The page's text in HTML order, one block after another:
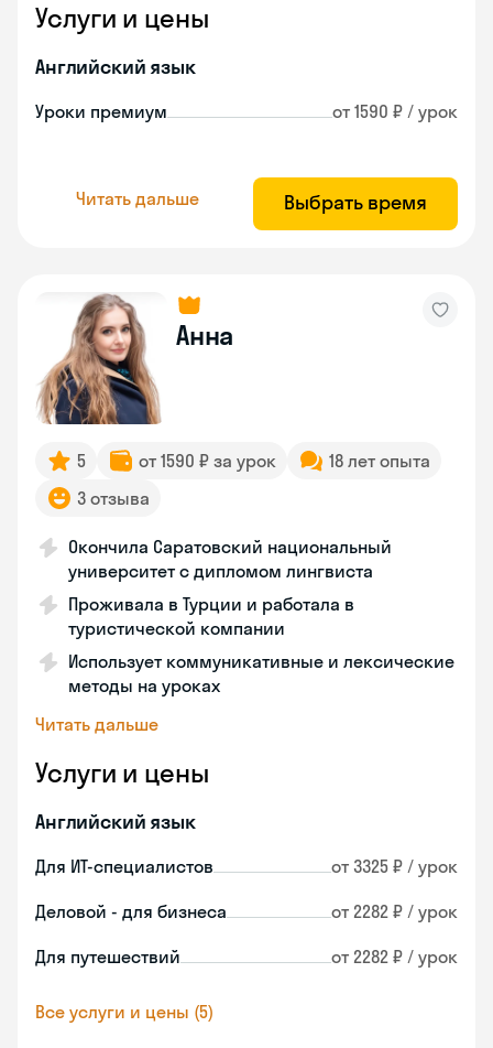
Услуги и цены
Английский язык
Уроки премиум от 1590 ₽ / урок
Читать дальше Выбрать время
Анна
5 от 1590 ₽ за урок
18 лет опыта
3 отзыва
Окончила Саратовский национальный
университет с дипломом лингвиста
Проживала в Турции и работала в
туристической компании
Использует коммуникативные и лексические
методы на уроках
Читать дальше
Услуги и цены
Английский язык
Для ИТ-специалистов от 3325 ₽ / урок
Деловой - для бизнеса от 2282 ₽ / урок
Для путешествий от 2282 ₽ / урок
Все услуги и цены (5)